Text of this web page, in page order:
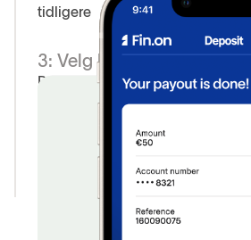
tidligere
3: Velg konto
De fleste brukere har ett par
4: Pengene er på vei!
Over 95 % av utbetalinger skjer